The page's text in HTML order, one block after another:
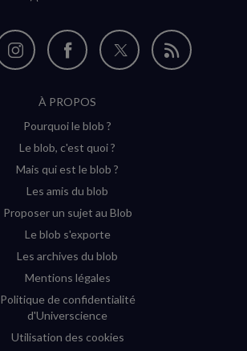
Nous
Instagram
(nouvelle
Nous
sur
Facebook
(nouvelle
Nous
Flux
À PROPOS
Pourquoi le blob ?
Le blob, c'est quoi ?
Mais qui est le blob ?
Les amis du blob
Proposer un sujet au Blob
Le blob s'exporte
Les archives du blob
Mentions légales
Politique de confidentialité
d'Universcience
Utilisation des cookies